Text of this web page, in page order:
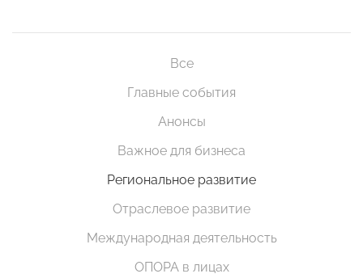
Все
Главные события
Анонсы
Важное для бизнеса
Региональное развитие
Отраслевое развитие
Международная деятельность
ОПОРА в лицах